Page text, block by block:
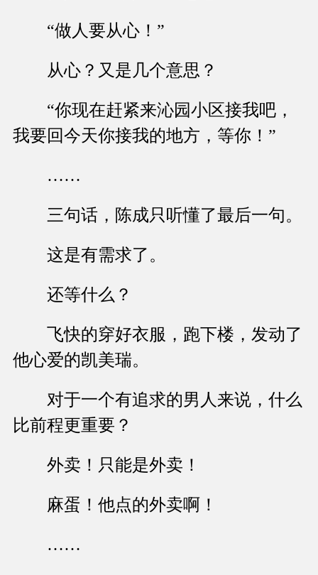
“做人要从心！”
从心？又是几个意思？
“你现在赶紧来沁园小区接我吧，
我要回今天你接我的地方，等你！”
……
三句话，陈成只听懂了最后一句。
这是有需求了。
还等什么？
飞快的穿好衣服，跑下楼，发动了
他心爱的凯美瑞。
对于一个有追求的男人来说，什么
比前程更重要？
外卖！只能是外卖！
麻蛋！他点的外卖啊！
……